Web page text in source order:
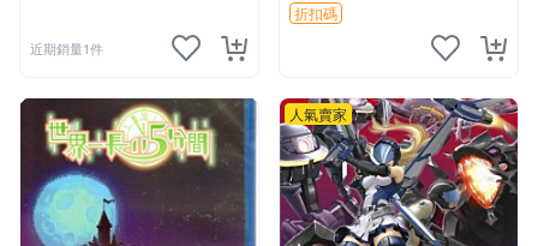
近期銷量1件
折扣碼
人氣賣家